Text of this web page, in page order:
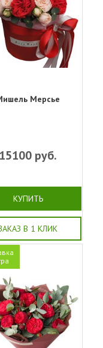
Мерсье
15100 руб.
КУПИТЬ
В 1 КЛИК